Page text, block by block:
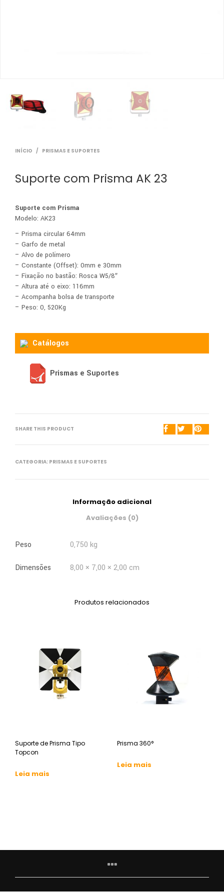
INÍCIO / PRISMAS E SUPORTES
Suporte com Prisma AK 23
Suporte com Prisma
Modelo: AK23
– Prisma circular 64mm
– Garfo de metal
– Alvo de polímero
– Constante (Offset): 0mm e 30mm
– Fixação no bastão: Rosca W5/8″
– Altura até o eixo: 116mm
– Acompanha bolsa de transporte
– Peso: 0, 520Kg
Catálogos
Prismas e Suportes
SHARE THIS PRODUCT
CATEGORIA: PRISMAS E SUPORTES
Informação adicional
Avaliações (0)
Peso 0,750 kg
Dimensões 8,00 × 7,00 × 2,00 cm
Produtos relacionados
Suporte de Prisma Tipo
Topcon
Leia mais
Prisma 360°
Leia mais